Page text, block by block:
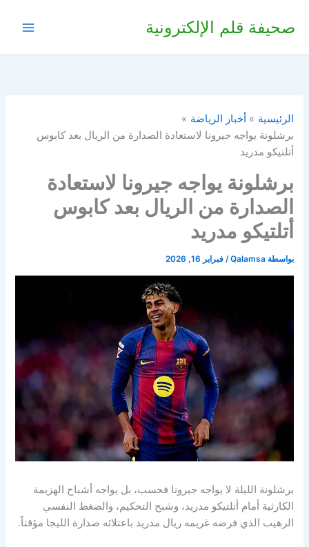
صحيفة قلم الإلكترونية
الرئيسية
أخبار الرياضة
برشلونة يواجه جيرونا لاستعادة الصدارة من الريال بعد كابوس
أتلتيكو مدريد
برشلونة يواجه جيرونا لاستعادة
الصدارة من الريال بعد كابوس
أتلتيكو مدريد
بواسطة Qalamsa
/فبراير 16, 2026
برشلونة الليلة لا يواجه جيرونا فحسب، بل يواجه أشباح الهزيمة
الكارثية أمام أتلتيكو مدريد، وشبح التحكيم، والضغط النفسي
الرهيب الذي فرضه غريمه ريال مدريد باعتلائه صدارة الليجا مؤقتاً.